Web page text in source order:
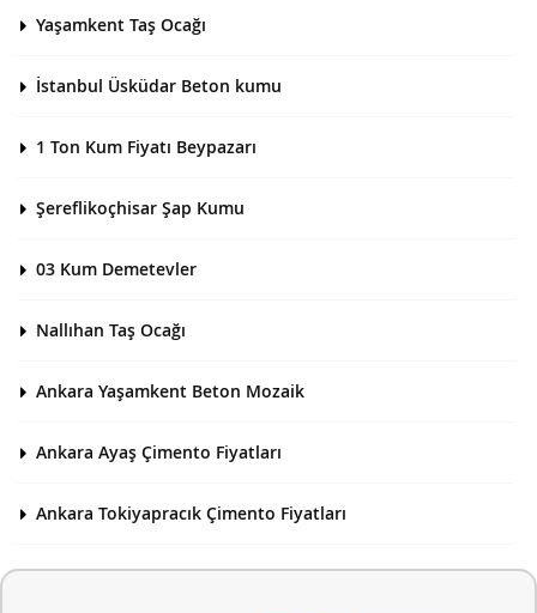
Yaşamkent Taş Ocağı
İstanbul Üsküdar Beton kumu
1 Ton Kum Fiyatı Beypazarı
Şereflikoçhisar Şap Kumu
03 Kum Demetevler
Nallıhan Taş Ocağı
Ankara Yaşamkent Beton Mozaik
Ankara Ayaş Çimento Fiyatları
Ankara Tokiyapracık Çimento Fiyatları